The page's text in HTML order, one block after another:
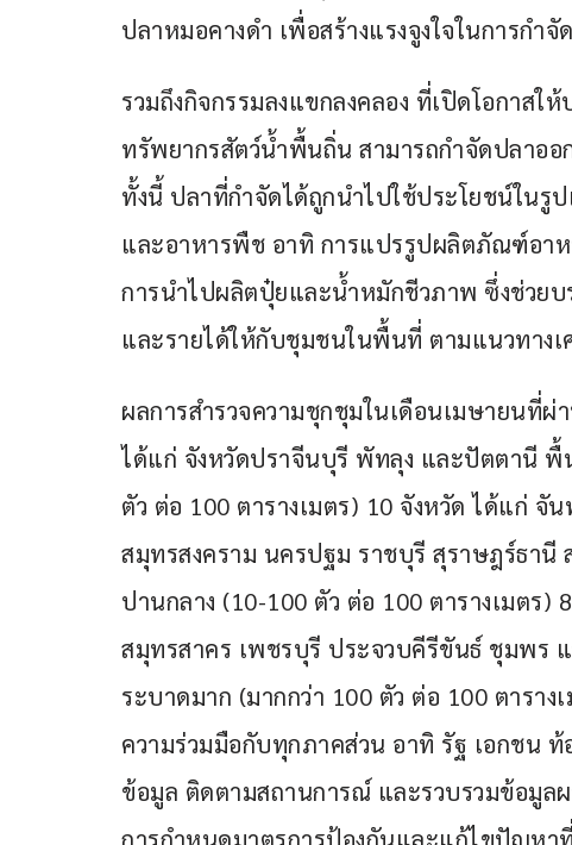
ปลาหมอคางดำ เพื่อสร้างแรงจูงใจในการกำ
รวมถึงกิจกรรมลงแขกลงคลอง ที่เปิดโอกาส
ทรัพยากรสัตว์น้ำพื้นถิ่น สามารถกำจัดปลาออ
ทั้งนี้ ปลาที่กำจัดได้ถูกนำไปใช้ประโยชน์ใน
และอาหารพืช อาทิ การแปรรูปผลิตภัณฑ์อา
การนำไปผลิตปุ๋ยและน้ำหมักชีวภาพ ซึ่งช่วยบ
และรายได้ให้กับชุมชนในพื้นที่ ตามแนวทาง
ผลการสำรวจความชุกชุมในเดือนเมษายนที่
ได้แก่ จังหวัดปราจีนบุรี พัทลุง และปัตตานี
ตัว ต่อ 100 ตารางเมตร) 10 จังหวัด ได้แก่
สมุทรสงคราม นครปฐม ราชบุรี สุราษฎร์ธา
ปานกลาง (10-100 ตัว ต่อ 100 ตารางเมตร)
สมุทรสาคร เพชรบุรี ประจวบคีรีขันธ์ ชุมพร
ระบาดมาก (มากกว่า 100 ตัว ต่อ 100 ตารา
ความร่วมมือกับทุกภาคส่วน อาทิ รัฐ เอกชน
ข้อมูล ติดตามสถานการณ์ และรวบรวมข้อมู